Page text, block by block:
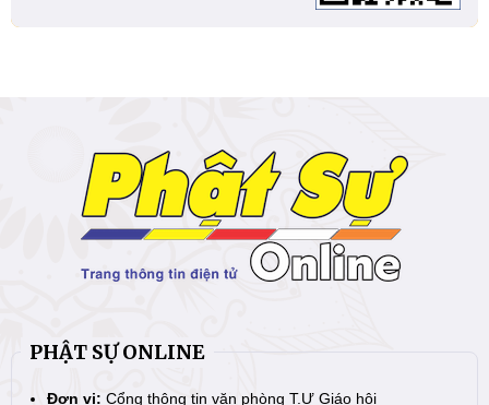
PHẬT SỰ ONLINE
Đơn vị: Cổng thông tin văn phòng T.Ư Giáo hội